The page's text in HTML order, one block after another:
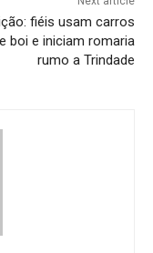
fiéis usam carros
boi e iniciam romaria
rumo a Trindade